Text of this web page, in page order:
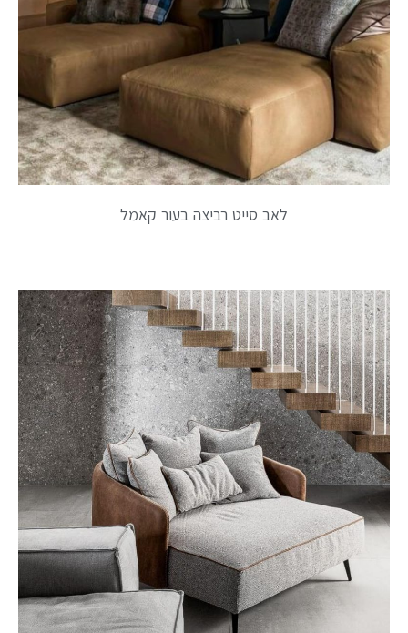
לאב סייט רביצה בעור קאמל